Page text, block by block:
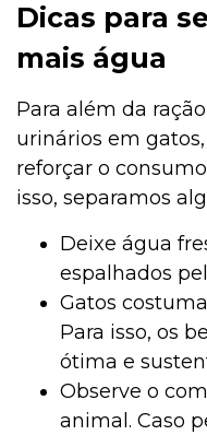
Dicas para
mais água
Para além da
urinários em
reforçar o
isso, separamos
Deixe água
espalhados
Gatos
Para isso, os
ótima e
Observe o
animal. Caso